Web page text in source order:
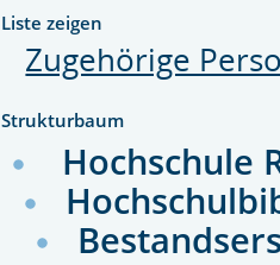
Liste zeigen
Zugehörige
Strukturbaum
Hochschule